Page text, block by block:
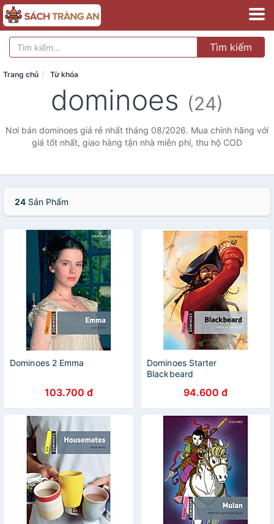
Tìm kiếm
Trang chủ Từ khóa
dominoes (24)
Nơi bán dominoes giá rẻ nhất tháng 08/2026. Mua chính hãng với
giá tốt nhất, giao hàng tận nhà miễn phí, thu hộ COD
24 Sản Phẩm
Dominoes 2 Emma
103.700 đ
Dominoes Starter
Blackbeard
94.600 đ